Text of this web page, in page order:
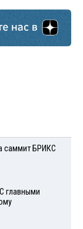
саммит БРИКС
главными